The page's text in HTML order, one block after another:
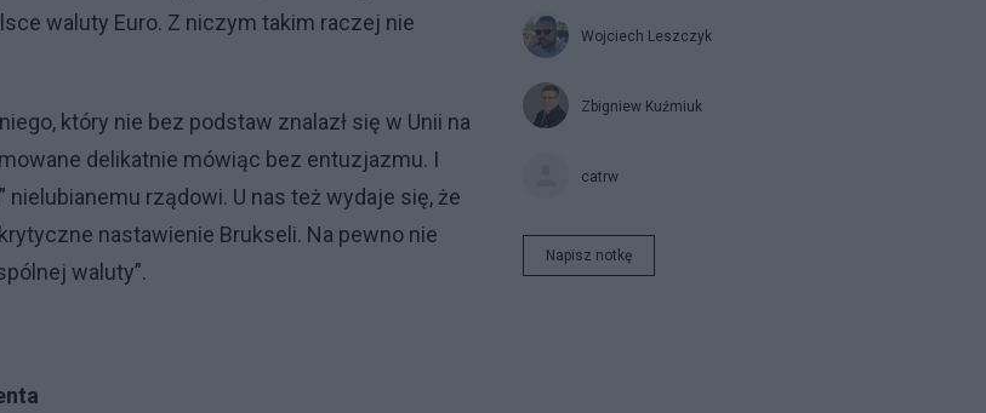
waluty Euro. Z niczym takim raczej nie
który nie bez podstaw znalazł się w Unii na
delikatnie mówiąc bez entuzjazmu. I
nielubianemu rządowi. U nas też wydaje się, że
nastawienie Brukseli. Na pewno nie
waluty”.
Wojciech Leszczyk
Zbigniew Kuźmiuk
catrw
Napisz notkę